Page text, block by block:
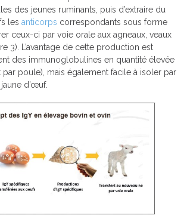
des jeunes ruminants, puis d’extraire du
les anticorps correspondants sous forme
ceux-ci par voie orale aux agneaux, veaux
3). L’avantage de cette production est
des immunoglobulines en quantité élevée
poule), mais également facile à isoler par
d’œuf.